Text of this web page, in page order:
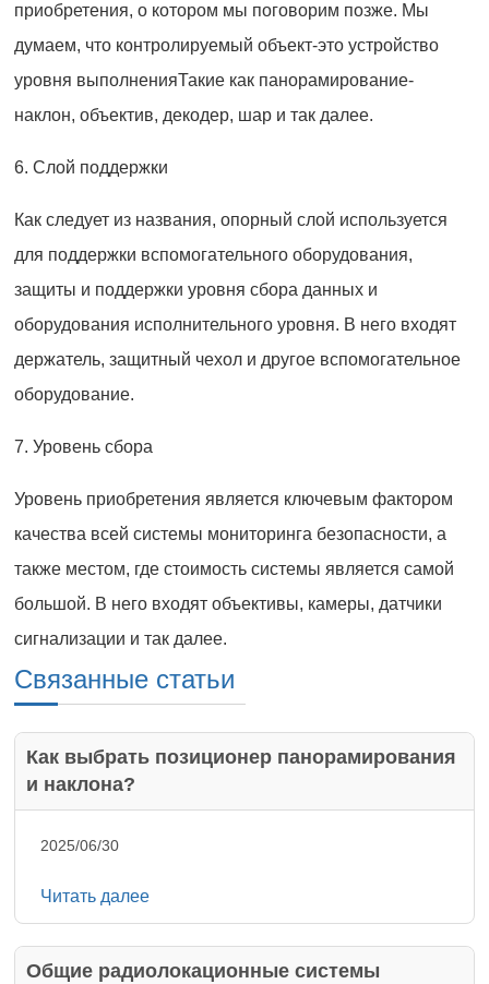
приобретения, о котором мы поговорим позже. Мы
думаем, что контролируемый объект-это устройство
уровня выполненияТакие как панорамирование-
наклон, объектив, декодер, шар и так далее.
6. Слой поддержки
Как следует из названия, опорный слой используется
для поддержки вспомогательного оборудования,
защиты и поддержки уровня сбора данных и
оборудования исполнительного уровня. В него входят
держатель, защитный чехол и другое вспомогательное
оборудование.
7. Уровень сбора
Уровень приобретения является ключевым фактором
качества всей системы мониторинга безопасности, а
также местом, где стоимость системы является самой
большой. В него входят объективы, камеры, датчики
сигнализации и так далее.
Связанные статьи
Как выбрать позиционер панорамирования
и наклона?
2025/06/30
Читать далее
Общие радиолокационные системы